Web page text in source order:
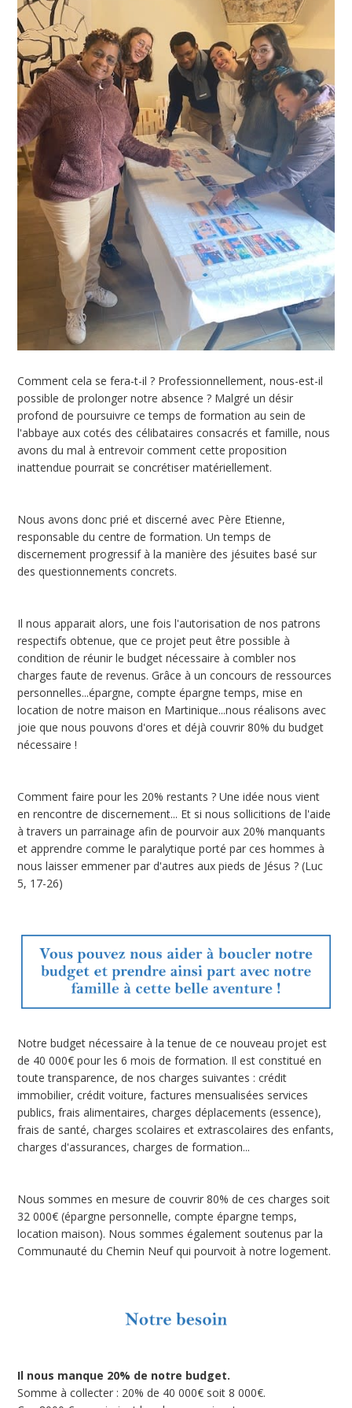
Comment cela se fera-t-il ? Professionnellement, nous-est-il
possible de prolonger notre absence ? Malgré un désir
profond de poursuivre ce temps de formation au sein de
l'abbaye aux cotés des célibataires consacrés et famille, nous
avons du mal à entrevoir comment cette proposition
inattendue pourrait se concrétiser matériellement.
Nous avons donc prié et discerné avec Père Etienne,
responsable du centre de formation. Un temps de
discernement progressif à la manière des jésuites basé sur
des questionnements concrets.
Il nous apparait alors, une fois l'autorisation de nos patrons
respectifs obtenue, que ce projet peut être possible à
condition de réunir le budget nécessaire à combler nos
charges faute de revenus. Grâce à un concours de ressources
personnelles...épargne, compte épargne temps, mise en
location de notre maison en Martinique...nous réalisons avec
joie que nous pouvons d'ores et déjà couvrir 80% du budget
nécessaire !
Comment faire pour les 20% restants ? Une idée nous vient
en rencontre de discernement... Et si nous sollicitions de l'aide
à travers un parrainage afin de pourvoir aux 20% manquants
et apprendre comme le paralytique porté par ces hommes à
nous laisser emmener par d'autres aux pieds de Jésus ? (Luc
5, 17-26)
Notre budget nécessaire à la tenue de ce nouveau projet est
de 40 000€ pour les 6 mois de formation. Il est constitué en
toute transparence, de nos charges suivantes : crédit
immobilier, crédit voiture, factures mensualisées services
publics, frais alimentaires, charges déplacements (essence),
frais de santé, charges scolaires et extrascolaires des enfants,
charges d'assurances, charges de formation...
Nous sommes en mesure de couvrir 80% de ces charges soit
32 000€ (épargne personnelle, compte épargne temps,
location maison). Nous sommes également soutenus par la
Communauté du Chemin Neuf qui pourvoit à notre logement.
Il nous manque 20% de notre budget.
Somme à collecter : 20% de 40 000€ soit 8 000€.